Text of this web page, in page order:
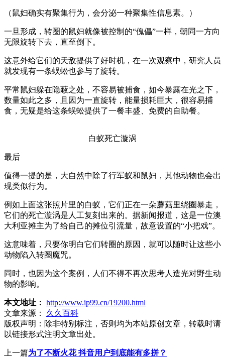
（鼠妇确实有聚集行为，会分泌一种聚集性信息素。）
一旦形成，转圈的鼠妇就像被控制的“傀儡”一样，朝同一方向
无限旋转下去，直至倒下。
这意外给它们的天敌提供了好时机，在一次观察中，研究人员
就发现有一条蜈蚣也参与了旋转。
平常鼠妇躲在隐蔽之处，不容易被捕食，如今暴露在光之下，
数量如此之多，且因为一直旋转，能量损耗巨大，很容易捕
食，无疑是给这条蜈蚣提供了一餐丰盛、免费的自助餐。
白蚁死亡漩涡
最后
值得一提的是，大自然中除了行军蚁和鼠妇，其他动物也会出
现类似行为。
例如上面这张照片里的白蚁，它们正在一朵蘑菇里绕圈暴走，
它们的死亡漩涡是人工复刻出来的。据新闻报道，这是一位澳
大利亚摊主为了给自己的摊位引流量，故意设置的“小把戏”。
这意味着，只要你明白它们转圈的原因，就可以随时让这些小
动物陷入转圈魔咒。
同时，也因为这个案例，人们不得不再次思考人造光对野生动
物的影响。
本文地址： http://www.ip99.cn/19200.html
文章来源：
久久百科
版权声明： 除非特别标注，否则均为本站原创文章，转载时请
以链接形式注明文章出处。
上一篇为了不断火花 抖音用户到底能有多拼？